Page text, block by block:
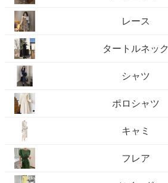
レース
タートルネック
シャツ
ポロシャツ
キャミ
フレア